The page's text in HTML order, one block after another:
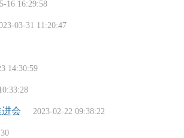
16 16:29:58
03-31 11:20:47
14:30:59
会 2023-02-22 09:38:22